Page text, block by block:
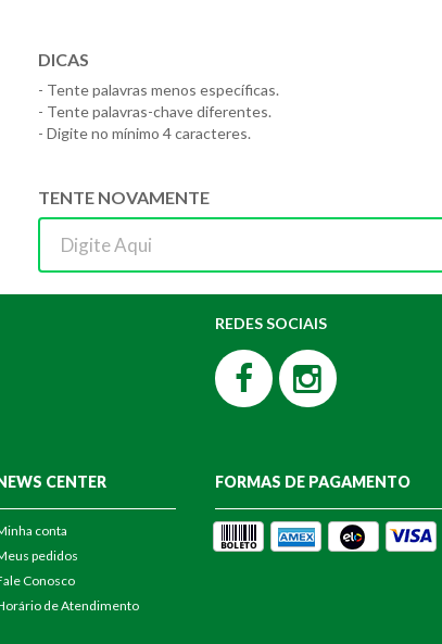
DICAS
- Tente palavras menos específicas.
- Tente palavras-chave diferentes.
- Digite no mínimo 4 caracteres.
TENTE NOVAMENTE
REDES SOCIAIS
CENTER
conta
pedidos
Conosco
de Atendimento
FORMAS DE PAGAMENTO